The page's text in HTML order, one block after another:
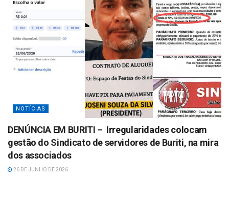
NOTÍCIAS
DENÚNCIA EM BURITI – Irregularidades colocam
gestão do Sindicato de servidores de Buriti, na mira
dos associados
26 DE JUNHO DE 2026